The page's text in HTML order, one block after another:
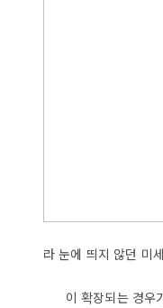
라 눈에 띄지 않던 미
이 확장되는 경우